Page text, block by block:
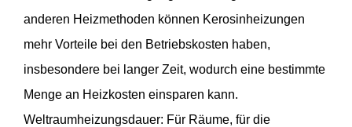
anderen Heizmethoden können Kerosinheizungen
mehr Vorteile bei den Betriebskosten haben,
insbesondere bei langer Zeit, wodurch eine bestimmte
Menge an Heizkosten einsparen kann.
Weltraumheizungsdauer: Für Räume, für die